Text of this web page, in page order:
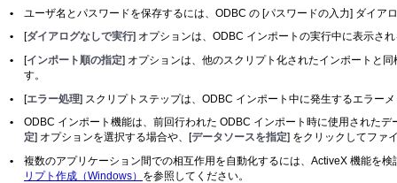
•
ユーザ名とパスワードを保存するには、ODBC の [パスワードの入力] ダイア
•
[ダイアログなしで実行] オプションは、ODBC インポートの実行中に表示さ
•
[インポート順の指定] オプションは、他のスクリプト化されたインポートと
す。
•
[エラー処理] スクリプトステップは、ODBC インポート中に発生するエラー
•
ODBC インポート機能は、前回行われた ODBC インポート時に使用された
定] オプションを選択する場合や、[データソースを指定] をクリックしてファ
•
複数のアプリケーション間での相互作用を自動化するには、ActiveX 機能を
リプト作成（Windows） を参照してください。